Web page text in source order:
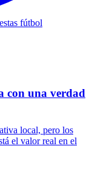
fútbol
con una verdad
local, pero los
el valor real en el